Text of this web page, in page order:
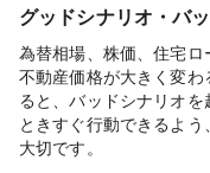
グッドシナリオ・バ
為替相場、株価、住宅
不動産価格が大きく変
ると、バッドシナリオ
ときすぐ行動できるよ
大切です。